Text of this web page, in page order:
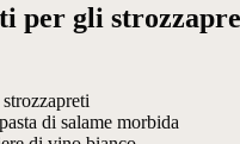
per gli
di salame morbida